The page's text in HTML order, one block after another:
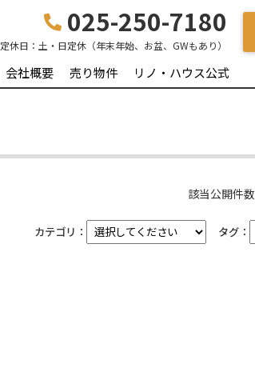
025-250-7180
定休日： 土・日定休（年末年始、お盆、GWもあり）
会社概要 売り物件 リノ・ハウス公式
該当公開件数
カテゴリ： タグ：